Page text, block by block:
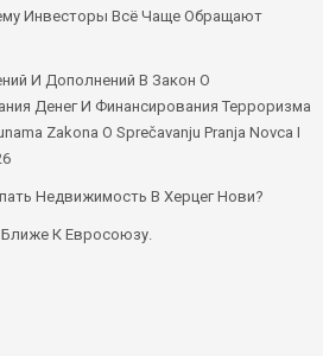
Инвесторы Всё Чаще Обращают
И Дополнений В Закон О
Денег И Финансирования Терроризма
Zakona O Sprečavanju Pranja Novca I
Недвижимость В Херцег Нови?
К Евросоюзу.